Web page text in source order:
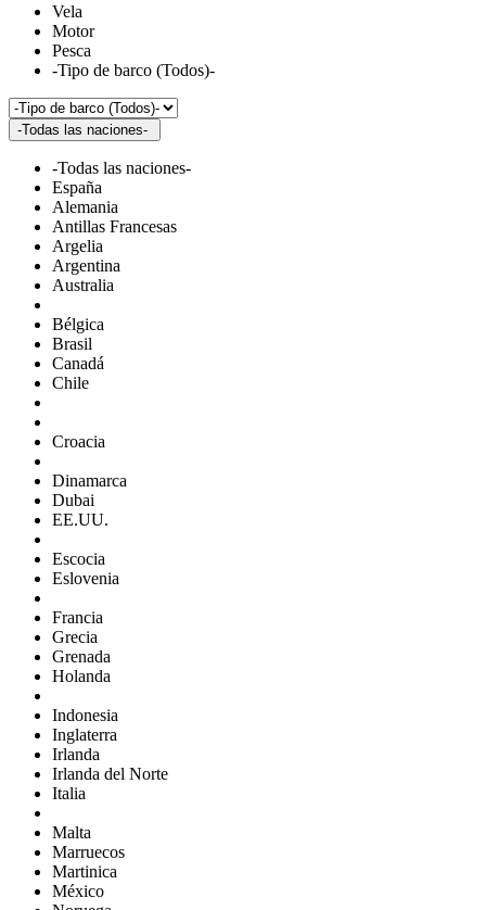
Vela
Motor
Pesca
-Tipo de barco (Todos)-
-Todas las naciones-
-Todas las naciones-
España
Alemania
Antillas Francesas
Argelia
Argentina
Australia
Bélgica
Brasil
Canadá
Chile
Croacia
Dinamarca
Dubai
EE.UU.
Escocia
Eslovenia
Francia
Grecia
Grenada
Holanda
Indonesia
Inglaterra
Irlanda
Irlanda del Norte
Italia
Malta
Marruecos
Martinica
México